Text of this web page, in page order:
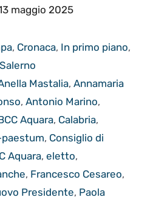
maggio 2025
, Cronaca, In primo piano,
Mastalia,Annamaria
, Antonio Marino,
Aquara, Calabria,
, Consiglio di
Aquara, eletto,
, Francesco Cesareo,
Presidente, Paola